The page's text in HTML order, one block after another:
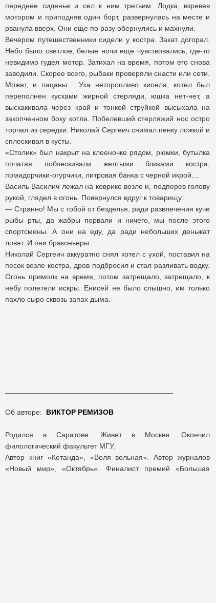
переднее сиденье и сел к ним третьим. Лодка, взревев
мотором и приподняв один борт, развернулась на месте и
рванула вверх. Они еще по разу обернулись и махнули.
Вечером путешественники сидели у костра. Закат догорал.
Небо было светлое, белые ночи еще чувствовались, где-то
невидимо гудел мотор. Затихал на время, потом его снова
заводили. Скорее всего, рыбаки проверяли снасти или сети.
Может, и пацаны… Уха неторопливо кипела, котел был
переполнен кусками жирной стерляди, юшка нет-нет, а
выскакивала через край и тонкой струйкой высыхала на
закопченном боку котла. Побелевший стерляжий нос остро
торчал из середки. Николай Сергеич снимал пенку ложкой и
сплескивал в кусты.
«Столик» был накрыт на клееночке рядом, рюмки, бутылка
початая поблескивали желтыми бликами костра,
помидорчики-огурчики, литровая банка с черной икрой…
Василь Василич лежал на коврике возле и, подперев голову
рукой, глядел в огонь. Повернулся вдруг к товарищу:
— Странно! Мы с тобой от безделья, ради развлечения куче
рыбы рты, да жабры порвали и ничего, мы после этого
спортсмены. А они на еду, да ради небольших деньжат
ловят. И они браконьеры…
Николай Сергеич аккуратно снял котел с ухой, поставил на
песок возле костра, дров подбросил и стал разливать водку.
Огонь примолк на время, потом затрещало, затрещало, к
небу полетели искры. Енисей не было слышно, им только
пахло сыро сквозь запах дыма.
Об авторе: ВИКТОР РЕМИЗОВ
Родился в Саратове. Живет в Москве. Окончил
филологический факультет МГУ.
Автор книг «Кетанда», «Воля вольная». Автор журналов
«Новый мир», «Октябрь». Финалист премий «Большая